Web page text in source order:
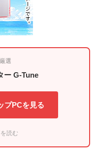
選
ー G-Tune
プPCを見る
読む